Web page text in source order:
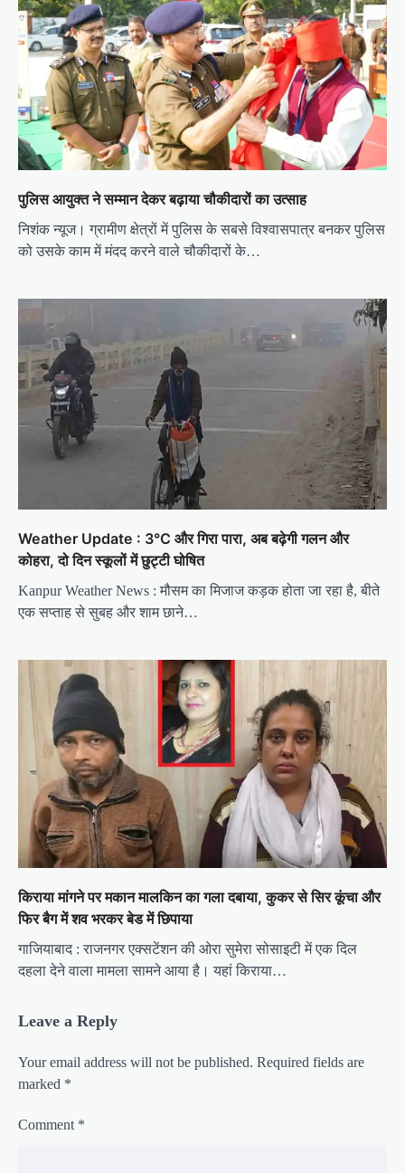
g
a
i
o
n
पुलिस आयुक्त ने सम्मान देकर बढ़ाया चौकीदारों का उत्साह
निशंक न्यूज। ग्रामीण क्षेत्रों में पुलिस के सबसे विश्वासपात्र बनकर पुलिस
को उसके काम में मंदद करने वाले चौकीदारों के…
Weather Update : 3°C और गिरा पारा, अब बढ़ेगी गलन और
कोहरा, दो दिन स्कूलों में छुट्टी घोषित
Kanpur Weather News : मौसम का मिजाज कड़क होता जा रहा है, बीते
एक सप्ताह से सुबह और शाम छाने…
किराया मांगने पर मकान मालकिन का गला दबाया, कुकर से सिर कूंचा और
फिर बैग में शव भरकर बेड में छिपाया
गाजियाबाद : राजनगर एक्सटेंशन की ओरा सुमेरा सोसाइटी में एक दिल
दहला देने वाला मामला सामने आया है। यहां किराया…
Leave a Reply
Your email address will not be published. Required fields are
marked *
Comment *